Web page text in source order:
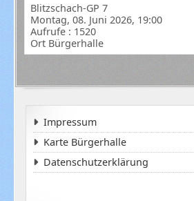
Blitzschach-GP 7
Montag, 08. Juni 2026, 19:00
Aufrufe: 1520
Ort Bürgerhalle
Impressum
Karte Bürgerhalle
Datenschutzerklärung